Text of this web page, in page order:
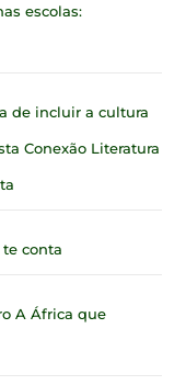
escolas:
de incluir a cultura
Conexão Literatura
conta
A África que